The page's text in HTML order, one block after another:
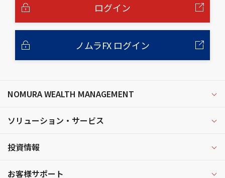
ログイン
ノムラFX ログイン
NOMURA WEALTH MANAGEMENT
ソリューション・サービス
投資情報
お客様サポート